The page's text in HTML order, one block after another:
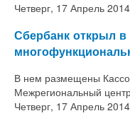
Четверг, 17 Апрель
Сбербанк открыл
В нем размещены
Межрегиональный
Четверг, 17 Апрель